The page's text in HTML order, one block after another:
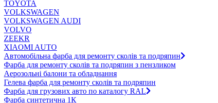
TOYOTA
VOLKSWAGEN
VOLKSWAGEN AUDI
VOLVO
ZEEKR
XIAOMI AUTO
Автомобільна фарба для ремонту сколів та подряпин
Фарба для ремонту сколів та подряпин з пензликом
Аерозольні балони та обладнання
Гелева фарба для ремонту сколів та подряпин
Фарба для грузових авто по каталогу RAL
Фарба синтетична 1К